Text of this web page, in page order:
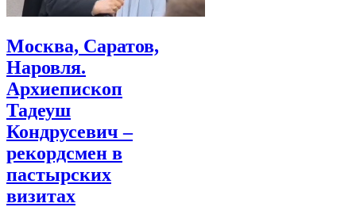
Москва, Саратов,
Наровля.
Архиепископ
Тадеуш
Кондрусевич –
рекордсмен в
пастырских
визитах